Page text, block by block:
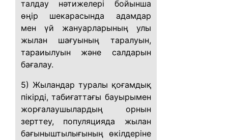
талдау нәтижелері бойынша
өңір шекарасында адамдар
мен үй жануарларының улы
жылан шағуының таралуын,
тараиылуын және салдарын
бағалау.
5) Жыландар туралы қоғамдық
пікірді, табиғаттағы бауырымен
жорғалаушылардың орнын
зерттеу, популяцияда жылан
бағыныштылығының өкілдеріне